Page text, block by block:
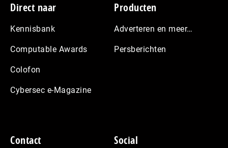
Footer
Direct naar
Kennisbank
Computable Awards
Colofon
Cybersec e-Magazine
Producten
Adverteren en meer…
Persberichten
Contact Social